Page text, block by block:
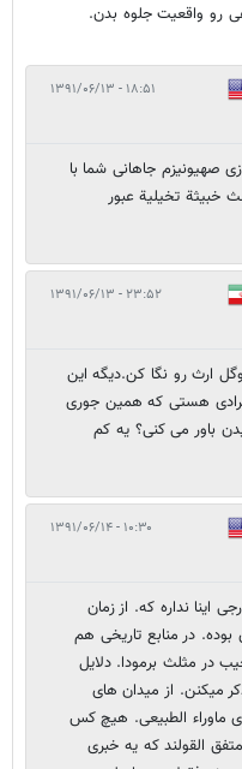
رو واقعیت جلوه بدن.
۱۸:۵۱ - ۱۳۹۱/۰۶/۱۳
صهیونیزم جاهانی شما با
خبیثة تخیلیة عبور
۲۳:۵۲ - ۱۳۹۱/۰۶/۱۳
ارث رو نگا کن.دیگه این
هستی که همین جوری
باور می کنی؟ یه کم
۱۰:۳۰ - ۱۳۹۱/۰۶/۱۴
اینا نداره که. از زمان
بوده. در منابع تاریخی هم
در مثلث برمودا. دلایل
میکنن. از میدان های
ماوراء الطبیعی. هیچ کس
القولند که یه خبری